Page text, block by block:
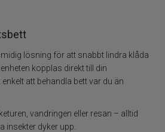
lösning för att snabbt lindra klåda
kopplas direkt till din
att behandla bett var du än
vandringen eller resan – alltid
insekter dyker upp.